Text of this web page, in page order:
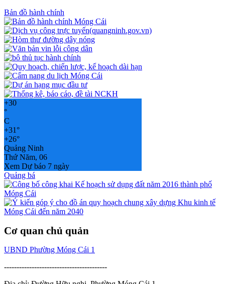
Bản đồ hành chính
+30
°
C
+31°
+26°
Quảng Ninh
Thứ Năm, 06
Xem Dự báo 7 ngày
Quảng bá
Cơ quan chủ quản
UBND Phường Móng Cái 1
-----------------------------------------